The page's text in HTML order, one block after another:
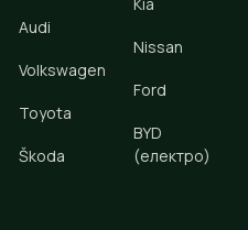
Audi
Volkswagen
Toyota
Škoda
Nissan
Ford
BYD
(електро)